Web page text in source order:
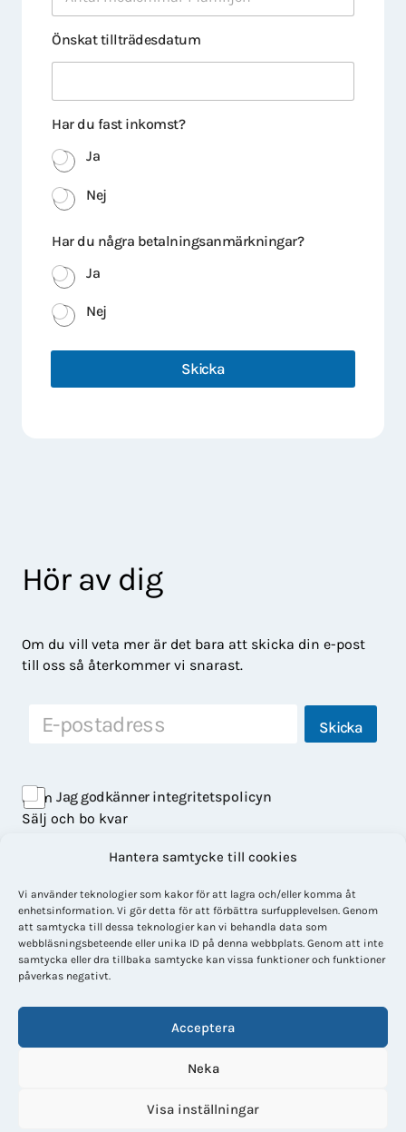
Hantera samtycke till cookies
Vi använder teknologier som kakor för att lagra och/eller komma åt
enhetsinformation. Vi gör detta för att förbättra surfupplevelsen. Genom
att samtycka till dessa teknologier kan vi behandla data som
webbläsningsbeteende eller unika ID på denna webbplats. Genom att inte
samtycka eller dra tillbaka samtycke kan vissa funktioner och funktioner
påverkas negativt.
Acceptera
Neka
Visa inställningar
Önskat tillträdesdatum
Har du fast inkomst?
Ja
Nej
Har du några betalningsanmärkningar?
Ja
Nej
Skicka
Hör av dig
Om du vill veta mer är det bara att skicka din e-post
till oss så återkommer vi snarast.
s
t
p
o
s
Jag godkänner integritetspolicyn
Skicka
Hem
Sälj och bo kvar
Facebook
Integritetspolicy
Cookiepolicy